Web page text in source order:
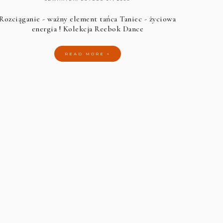
- ważny element tańca Taniec - życiowa
energia ! Kolekcja Reebok Dance
READ MORE »